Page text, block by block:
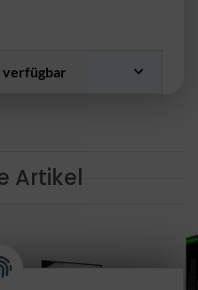
verfügbar
Artikel